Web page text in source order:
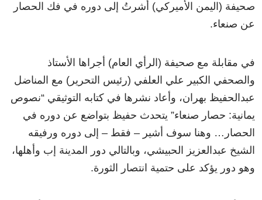
صحيفة (اليمن الأميركي) أشرتُ إلى دوره في فك الحصار
عن صنعاء.
في مقابلة مع صحيفة (الرأي العام) أجراها الأستاذ
والصحفي الكبير علي العلفي (رئيس التحرير) مع المناضل
عبدالحفيظ بهران، وأعاد نشرها في كتابه التوثيقي “نصوص
يمانية: حصار صنعاء” يتحدث حفيظ بتواضع عن دوره في
الحصار… وهنا سوف أشير – فقط – إلى دوره ورفيقه
الشيخ عبدالعزيز الحبيشي، وبالتالي دور المدينة إب وأهلها،
وهو دور يؤكد على حتمية انتصار الثورة.